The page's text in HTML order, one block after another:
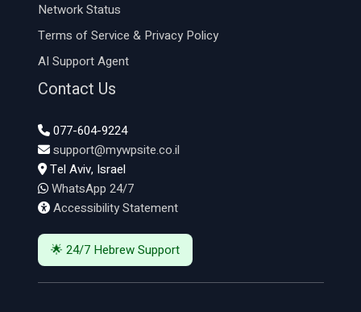
Network Status
Terms of Service & Privacy Policy
AI Support Agent
Contact Us
077-604-9224
support@mywpsite.co.il
Tel Aviv, Israel
WhatsApp 24/7
Accessibility Statement
🌟 24/7 Hebrew Support